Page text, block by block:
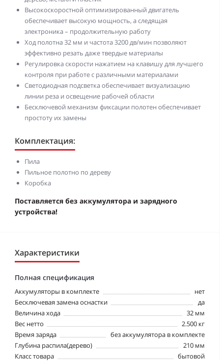
Высокоскоростной оптимизированный двигатель
обеспечивает высокую мощность, а следящая
электроника – продолжительную работу
Ход полотна 32 мм и частота 3200 дв/мин позволяют
эффективно резать даже твердые материалы
Регулировка скорости нажатием на клавишу для лучшего
контроля при работе с различными материалами
Светодиодная подсветка обеспечивает визуализацию
линии реза и освещение рабочей области
Бесключевой механизм фиксации полотен обеспечивает
простоту их замены
Комплектация:
Пила
Пильное полотно по дереву
Коробка
Поставляется без аккумулятора и зарядного
устройства!
Характеристики
Полная спецификация
Аккумуляторы в комплекте
нет
Бесключевая замена оснастки
да
Величина хода
32 мм
Вес нетто
2.500 кг
Время заряда
без аккумулятора в комплекте
Глубина распила(дерево)
210 мм
Класс товара
бытовой